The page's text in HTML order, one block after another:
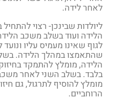
לאחר לידה.
ליולדות שבינכן- רצוי
הלידה ועוד בשלב משכב
לגוף שאינו מעמיס עליו
שהתאמצו במהלך הלידה.
הלידה, מומלץ להתמקד
בלבד. בשלב השני לאחר
מומלץ להוסיף לתרגול, גם
הרוחביים.